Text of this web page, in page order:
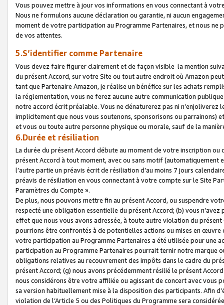
Vous pouvez mettre à jour vos informations en vous connectant à
Nous ne formulons aucune déclaration ou garantie, ni aucun
moment de votre participation au Programme Partenaires, et nous
de vos attentes.
5.S’identifier comme Partenaire
Vous devez faire figurer clairement et de façon visible la mention
du présent Accord, sur votre Site ou tout autre endroit où Amazon
tant que Partenaire Amazon, je réalise un bénéfice sur les achats
la réglementation, vous ne ferez aucune autre communication
notre accord écrit préalable. Vous ne dénaturerez pas ni
implicitement que nous vous soutenons, sponsorisons ou parrainons)
et vous ou toute autre personne physique ou morale, sauf de la
6.Durée et résiliation
La durée du présent Accord débute au moment de votre inscription
présent Accord à tout moment, avec ou sans motif (automatiquement
l’autre partie un préavis écrit de résiliation d’au moins 7 jours
préavis de résiliation en vous connectant à votre compte sur le Site
Paramètres du Compte ».
De plus, nous pouvons mettre fin au présent Accord, ou suspendre
respecté une obligation essentielle du présent Accord; (b) vous
effet que nous vous avons adressée, à toute autre violation du
pourrions être confrontés à de potentielles actions ou mises en
votre participation au Programme Partenaires a été utilisée pour une
participation au Programme Partenaires pourrait ternir notre marque
obligations relatives au recouvrement des impôts dans le cadre du
présent Accord; (g) nous avons précédemment résilié le présent
nous considérons être votre affiliée ou agissant de concert avec vous
sa version habituellement mise à la disposition des participants. Afin
violation de l’Article 5 ou des Politiques du Programme sera